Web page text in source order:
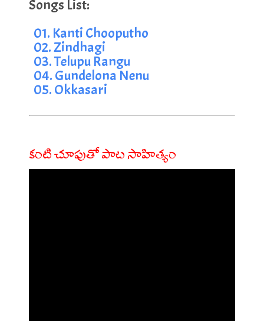
01. Kanti Chooputho
02. Zindhagi
03. Telupu Rangu
04. Gundelona Nenu
05. Okkasari
కంటి చూపుతో పాట సాహిత్యం